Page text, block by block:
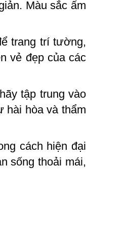
Màu sắc ấm
trang trí tường,
vẻ đẹp của các
tập trung vào
hài hòa và thẩm
cách hiện đại
sống thoải mái,